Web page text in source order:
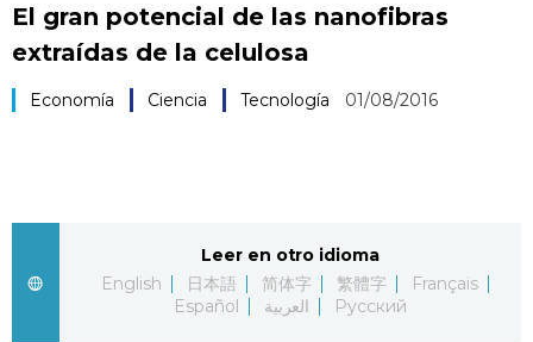
Cultura
Tecnología
Vídeos e imágenes
El gran potencial de las nanofibras
extraídas de la celulosa
Economía Ciencia Tecnología 01/08/2016
Leer en otro idioma
English
日本語 简体字 繁體字
Français
Español
العربية Русский